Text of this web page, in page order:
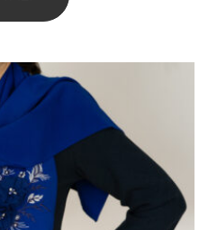
This
Has
Multiple
The
Options
May